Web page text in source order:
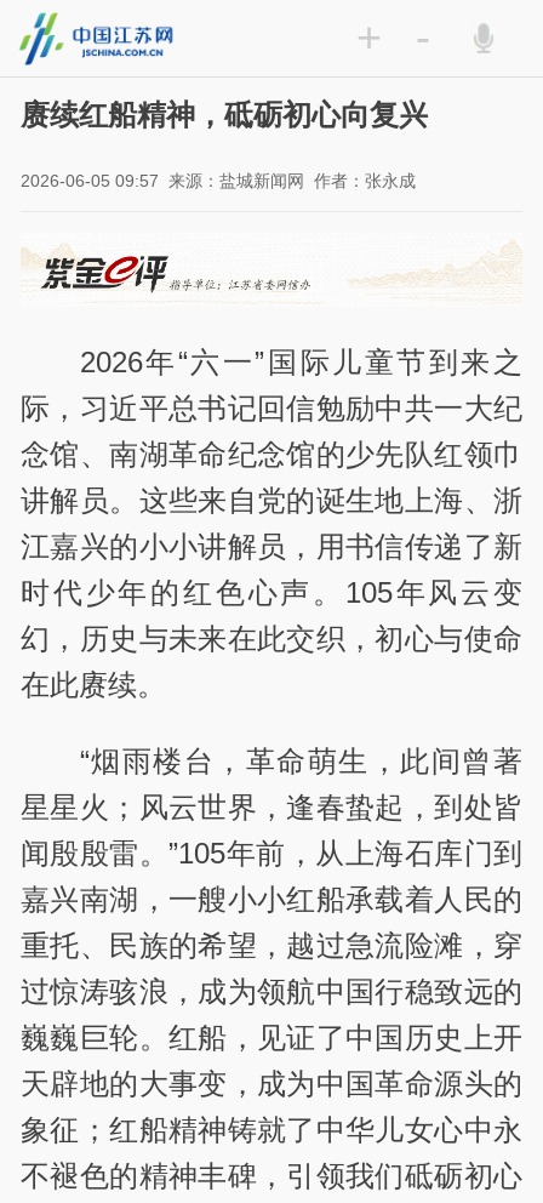
+ -
赓续红船精神，砥砺初心向复兴
2026-06-05 09:57 来源：盐城新闻网 作者：张永成
2026年“六一”国际儿童节到来之
际，习近平总书记回信勉励中共一大纪
念馆、南湖革命纪念馆的少先队红领巾
讲解员。这些来自党的诞生地上海、浙
江嘉兴的小小讲解员，用书信传递了新
时代少年的红色心声。105年风云变
幻，历史与未来在此交织，初心与使命
在此赓续。
“烟雨楼台，革命萌生，此间曾著
星星火；风云世界，逢春蛰起，到处皆
闻殷殷雷。”105年前，从上海石库门到
嘉兴南湖，一艘小小红船承载着人民的
重托、民族的希望，越过急流险滩，穿
过惊涛骇浪，成为领航中国行稳致远的
巍巍巨轮。红船，见证了中国历史上开
天辟地的大事变，成为中国革命源头的
象征；红船精神铸就了中华儿女心中永
不褪色的精神丰碑，引领我们砥砺初心